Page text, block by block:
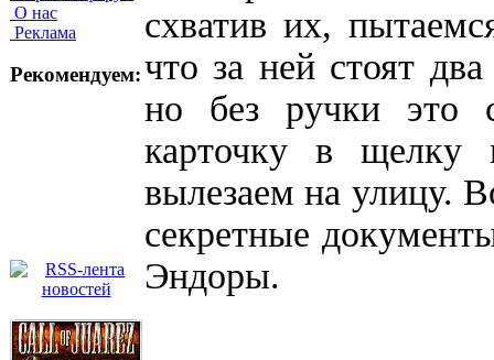
О нас
Реклама
Рекомендуем:
схватив их,
что за ней стоят
но без ручки это
карточку в
вылезаем на улицу.
секретные
Эндоры.